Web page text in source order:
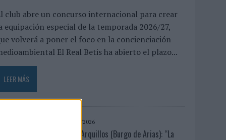
club abre un concurso internacional para crear
equipación especial de la temporada 2026/27,
volverá a poner el foco en la concienciación
El Real Betis ha abierto el plazo...
LEER MÁS
05/08/2026
Luis Arquillos (Burgo de Arias): “La